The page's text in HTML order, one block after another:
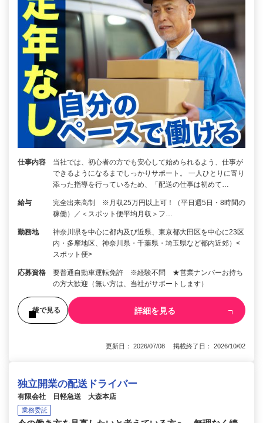
仕事内容
当社では、初心者の方でも安心して始められるよう、仕事が
できるようになるまでしっかりサポート。 一人ひとりに寄り
添った指導を行っているため、「配送の仕事は初めて…
給与
完全出来高制 ※月収25万円以上可！（平日週5日・8時間の
稼働）／＜スポット便平均月収＞フ…
勤務地
神奈川県を中心に都内及び近県、東京都大田区を中心に23区
内・多摩地区、神奈川県・千葉県・埼玉県など都内近郊）<
スポット便>
応募資格
要普通自動車運転免許 ※経験不問 ★営業ナンバーお持ち
の方大歓迎（無い方は、当社がサポートします）
後で見る 詳細を見る
更新日： 2026/07/08 掲載終了日： 2026/10/02
独立開業の配送ドライバー
有限会社 日軽急送 大森本店
業務委託